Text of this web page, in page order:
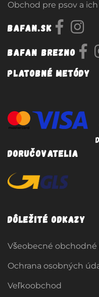
Obchod pre psov a
Bafan.sk
Bafan Brezno
Platobné metódy
Doručovatelia
Dôležité odkazy
Všeobecné
Ochrana osobných
Veľkoobchod